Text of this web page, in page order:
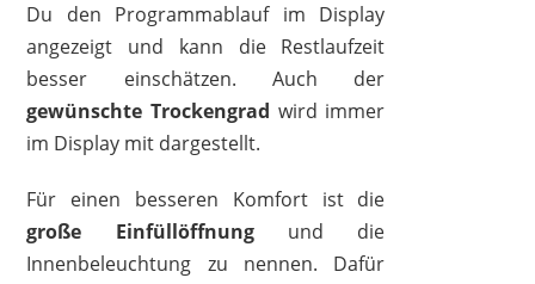
Du den Programmablauf im Display
angezeigt und kann die Restlaufzeit
besser einschätzen. Auch der
gewünschte Trockengrad wird immer
im Display mit dargestellt.
Für einen besseren Komfort ist die
große Einfüllöffnungund die
Innenbeleuchtung zu nennen. Dafür